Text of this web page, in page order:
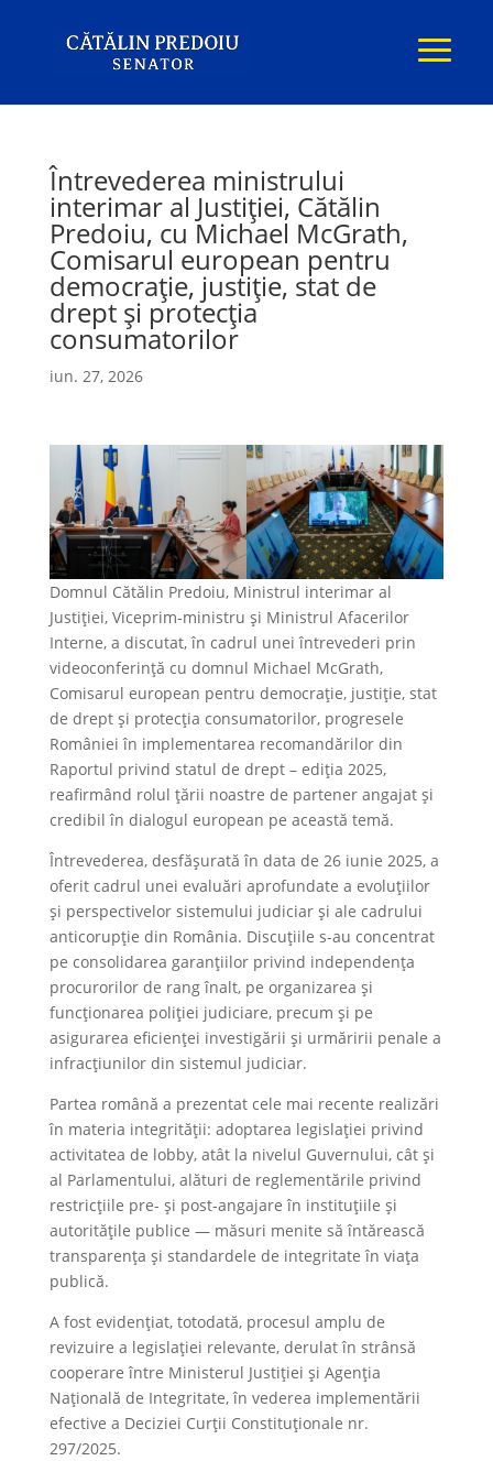
Întrevederea ministrului
interimar al Justiției, Cătălin
Predoiu, cu Michael McGrath,
Comisarul european pentru
democrație, justiție, stat de
drept și protecția
consumatorilor
iun. 27, 2026
Domnul Cătălin Predoiu, Ministrul interimar al
Justiției, Viceprim-ministru și Ministrul Afacerilor
Interne, a discutat, în cadrul unei întrevederi prin
videoconferință cu domnul Michael McGrath,
Comisarul european pentru democrație, justiție, stat
de drept și protecția consumatorilor, progresele
României în implementarea recomandărilor din
Raportul privind statul de drept – ediția 2025,
reafirmând rolul țării noastre de partener angajat și
credibil în dialogul european pe această temă.
Întrevederea, desfășurată în data de 26 iunie 2025, a
oferit cadrul unei evaluări aprofundate a evoluțiilor
și perspectivelor sistemului judiciar și ale cadrului
anticorupție din România. Discuțiile s-au concentrat
pe consolidarea garanțiilor privind independența
procurorilor de rang înalt, pe organizarea și
funcționarea poliției judiciare, precum și pe
asigurarea eficienței investigării și urmăririi penale a
infracțiunilor din sistemul judiciar.
Partea română a prezentat cele mai recente realizări
în materia integrității: adoptarea legislației privind
activitatea de lobby, atât la nivelul Guvernului, cât și
al Parlamentului, alături de reglementările privind
restricțiile pre- și post-angajare în instituțiile și
autoritățile publice — măsuri menite să întărească
transparența și standardele de integritate în viața
publică.
A fost evidențiat, totodată, procesul amplu de
revizuire a legislației relevante, derulat în strânsă
cooperare între Ministerul Justiției și Agenția
Națională de Integritate, în vederea implementării
efective a Deciziei Curții Constituționale nr.
297/2025.